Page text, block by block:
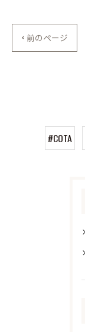
< 前のページ
#COTA